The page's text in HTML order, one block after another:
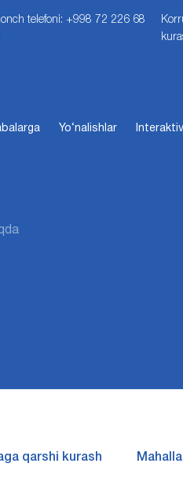
telefoni: +998 72 226 68
Yo‘nalishlar
qarshi kurash